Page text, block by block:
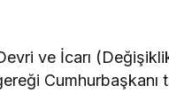
ve İcarı
Cumhurbaşkanı